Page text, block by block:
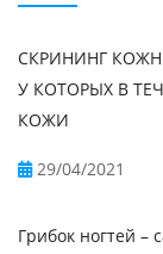
СКРИНИНГ
У КОТОРЫХ В
КОЖИ
29/04/2021
Грибок ногтей –